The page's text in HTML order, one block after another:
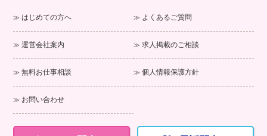
e
b
o
k
tt
er
e
はじめての方へ よくあるご質問
運営会社案内 求人掲載のご相談
無料お仕事相談 個人情報保護方針
お問い合わせ